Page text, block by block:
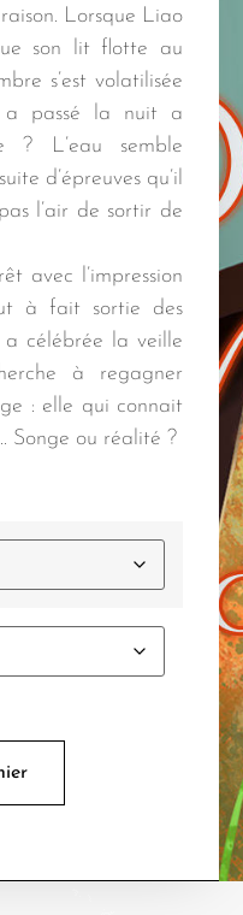
Lorsque Liao
son lit flotte au
s’est volatilisée
a passé la nuit a
? L’eau semble
d’épreuves qu’il
l’air de sortir de
avec l’impression
à fait sortie des
célébrée la veille
à regagner
: elle qui connait
Songe ou réalité ?